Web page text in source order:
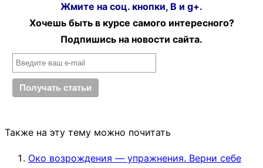
Жмите на соц. кнопки, В и g+.
Хочешь быть в курсе самого интересного?
Подпишись на новости сайта.
Также на эту тему можно почитать
Око возрождения — упражнения. Верни себе